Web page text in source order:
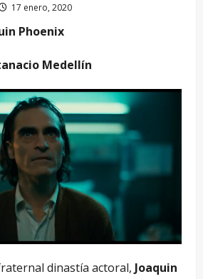
17 enero, 2020
Phoenix
Medellín
dinastía actoral, Joaquin